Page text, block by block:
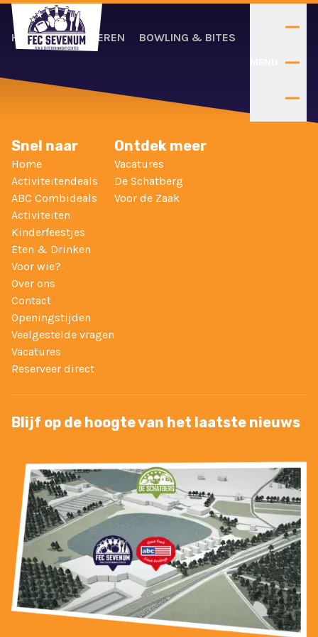
HOME RESERVEREN BOWLING & BITES
Snel naar
Home
Activiteitendeals
ABC Combideals
Activiteiten
Kinderfeestjes
Eten & Drinken
Voor wie?
Over ons
Contact
Openingstijden
Veelgestelde vragen
Vacatures
Reserveer direct
Ontdek meer
Vacatures
De Schatberg
Voor de Zaak
Blijf op de hoogte van het laatste nieuws